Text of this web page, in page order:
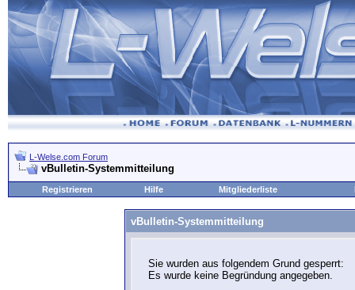
L-Welse.com Forum
vBulletin-Systemmitteilung
Registrieren Hilfe Mitgliederliste
vBulletin-Systemmitteilung
Sie wurden aus folgendem Grund gesperrt:
Es wurde keine Begründung angegeben.